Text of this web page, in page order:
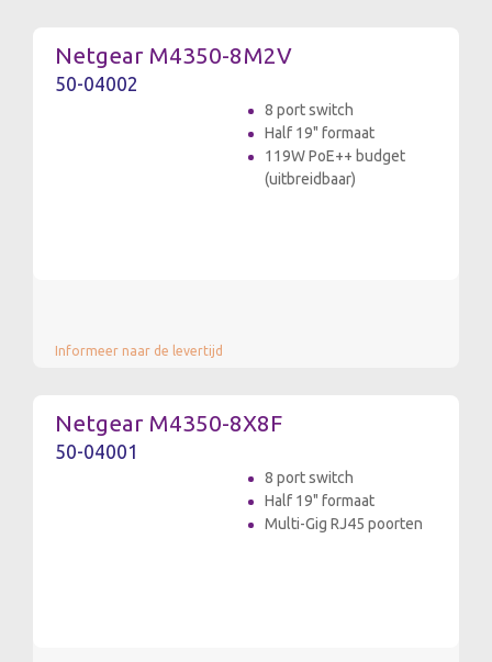
Netgear M4350-8M2V
50-04002
8 port switch
Half 19" formaat
119W PoE++ budget
(uitbreidbaar)
Informeer naar de levertijd
Netgear M4350-8X8F
50-04001
8 port switch
Half 19" formaat
Multi-Gig RJ45 poorten